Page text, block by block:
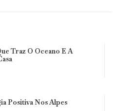
Traz O Oceano E A
Positiva Nos Alpes